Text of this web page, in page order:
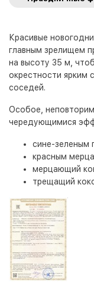
Красивые
главным зрелищем
на высоту 35 м,
окрестности ярким
соседей.
Особое,
чередующимися
сине-зеленым
красным
мерцающий
трещащий